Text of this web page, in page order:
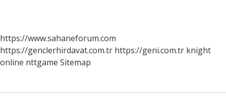
https://www.sahaneforum.com
https://genclerhirdavat.com.tr https://geni.com.tr knight
online nttgame Sitemap